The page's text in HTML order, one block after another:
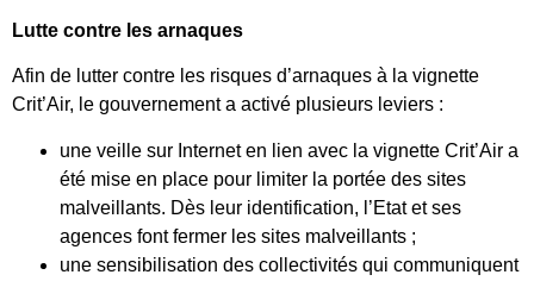
Lutte contre les arnaques
Afin de lutter contre les risques d’arnaques à la vignette
Crit’Air, le gouvernement a activé plusieurs leviers :
une veille sur Internet en lien avec la vignette Crit’Air a
été mise en place pour limiter la portée des sites
malveillants. Dès leur identification, l’Etat et ses
agences font fermer les sites malveillants ;
une sensibilisation des collectivités qui communiquent